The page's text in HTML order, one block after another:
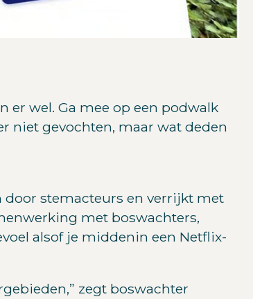
er wel. Ga mee op een podwalk
niet gevochten, maar wat deden
stemacteurs en verrijkt met
met boswachters,
alsof je middenin een Netflix-
zegt boswachter